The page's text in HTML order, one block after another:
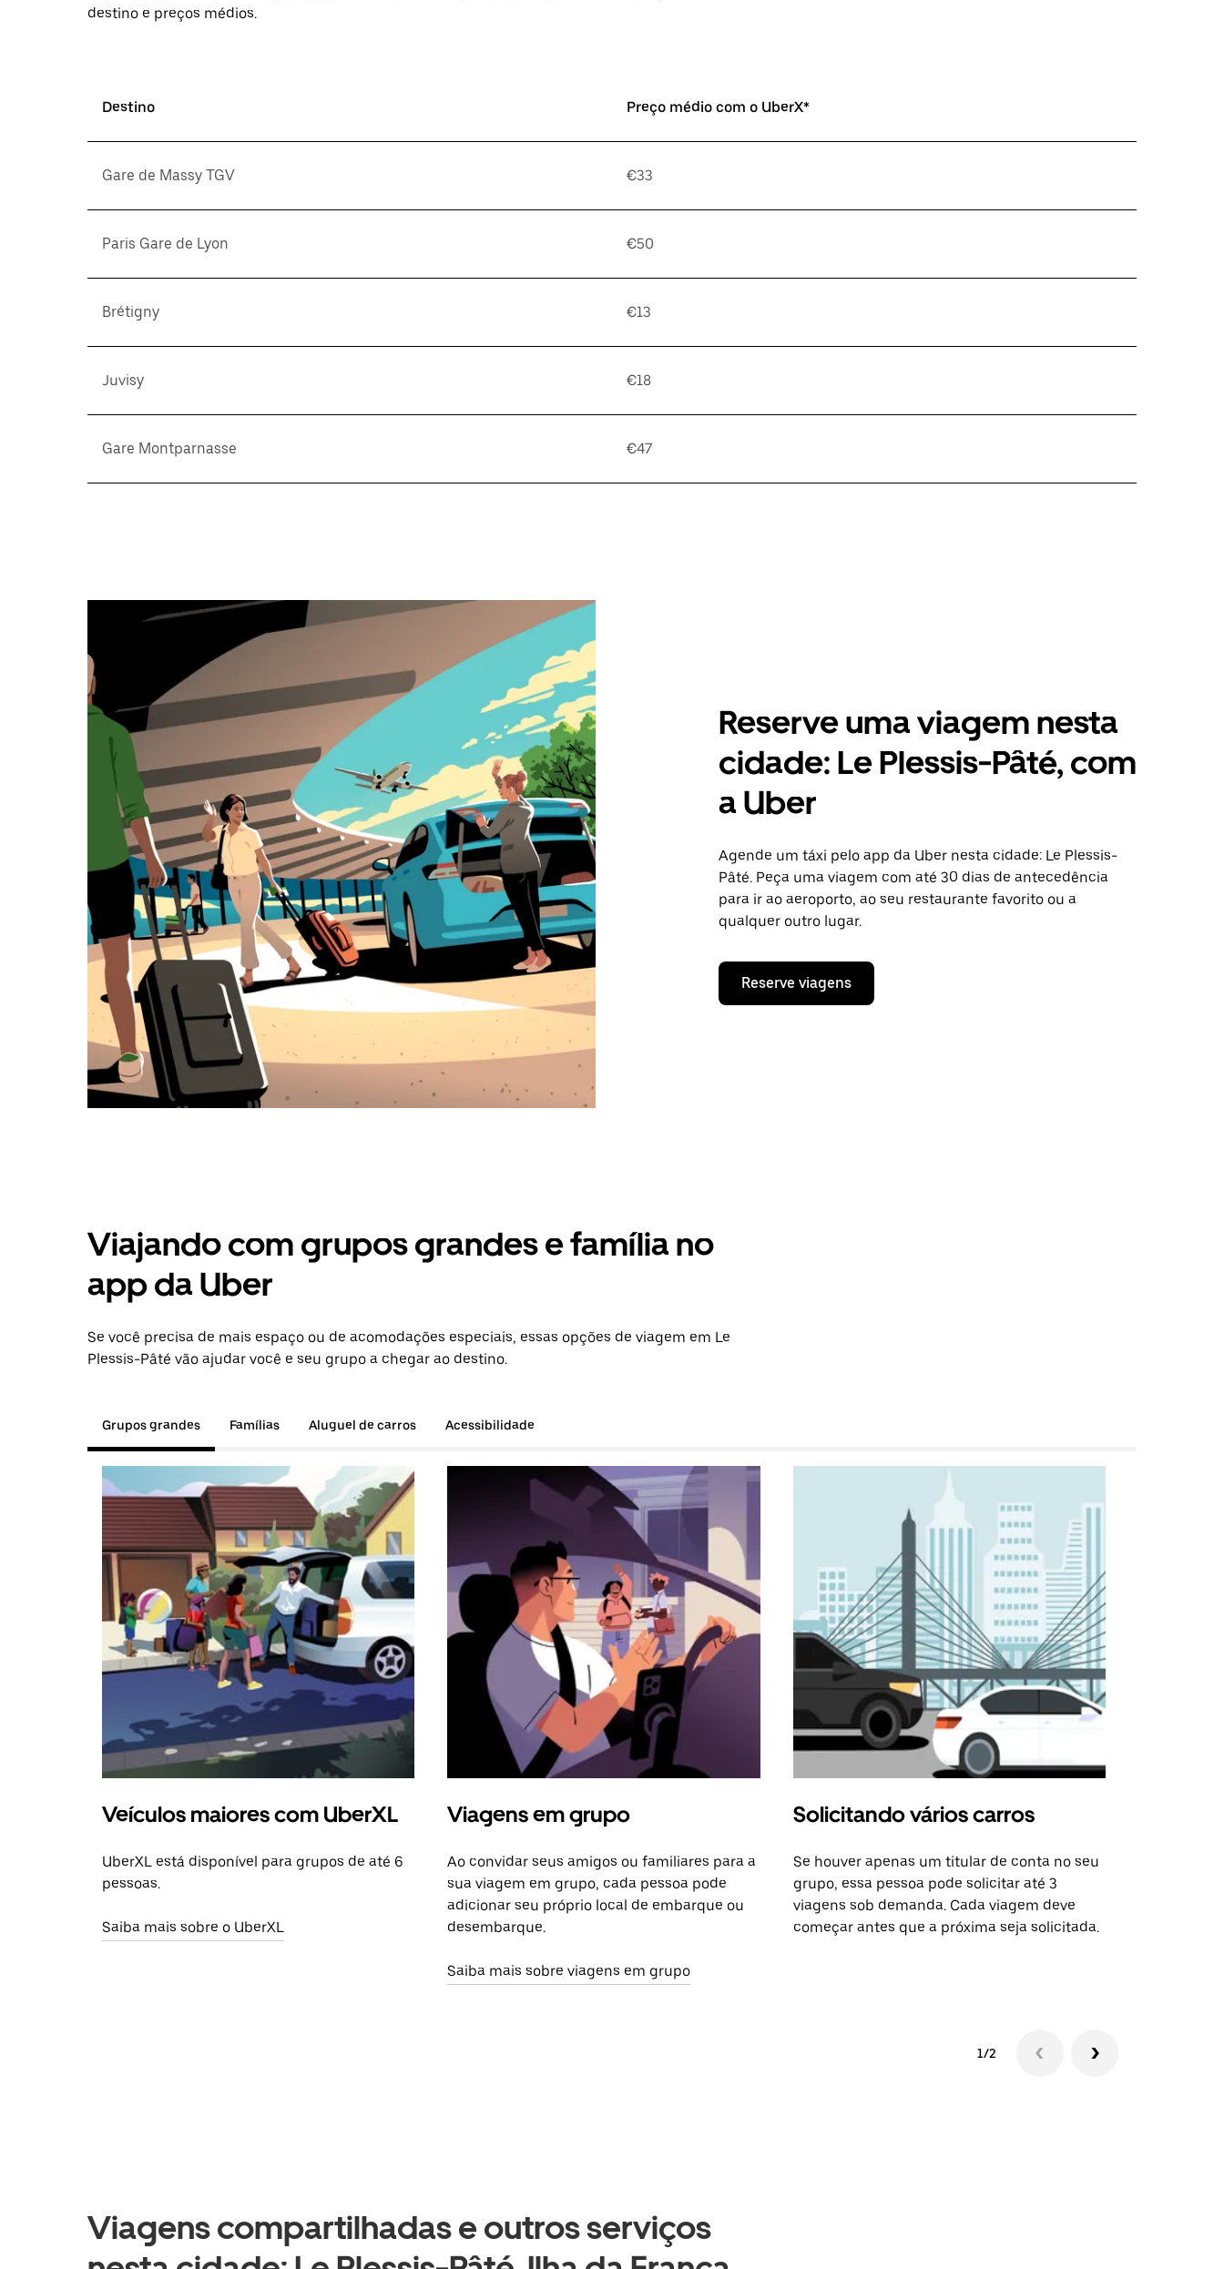
fechar
destino e preços médios.
Destino Preço médio com o UberX*
Gare de Massy TGV €33
Paris Gare de Lyon €50
Brétigny €13
Juvisy €18
Gare Montparnasse €47
Reserve uma viagem nesta
cidade: Le Plessis-Pâté, com
a Uber
Agende um táxi pelo app da Uber nesta cidade: Le Plessis-
Pâté. Peça uma viagem com até 30 dias de antecedência
para ir ao aeroporto, ao seu restaurante favorito ou a
qualquer outro lugar.
Reserve viagens
Viajando com grupos grandes e família no
app da Uber
Se você precisa de mais espaço ou de acomodações especiais, essas opções de viagem em Le
Plessis-Pâté vão ajudar você e seu grupo a chegar ao destino.
Grupos grandes Famílias Aluguel de carros Acessibilidade
Veículos maiores com UberXL
UberXL está disponível para grupos de até 6
pessoas.
Saiba mais sobre o UberXL
Viagens em grupo
Ao convidar seus amigos ou familiares para a
sua viagem em grupo, cada pessoa pode
adicionar seu próprio local de embarque ou
desembarque.
Saiba mais sobre viagens em grupo
Solicitando vários carros
Se houver apenas um titular de conta no seu
grupo, essa pessoa pode solicitar até 3
viagens sob demanda. Cada viagem deve
começar antes que a próxima seja solicitada.
1/2
Viagens compartilhadas e outros serviços